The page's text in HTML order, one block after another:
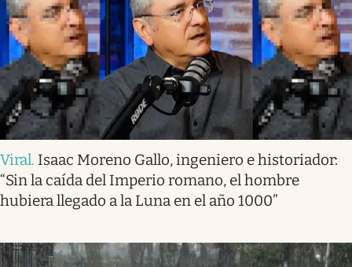
Viral. Isaac Moreno Gallo, ingeniero e historiador:
“Sin la caída del Imperio romano, el hombre
hubiera llegado a la Luna en el año 1000”